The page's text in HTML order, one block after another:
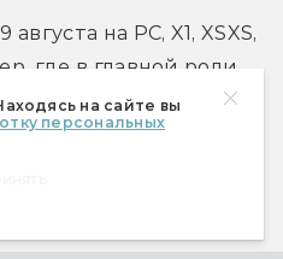
на сайте вы
персональных
августа на PC, X1, XSXS,
где в главной роли
жестоко
игрушек в